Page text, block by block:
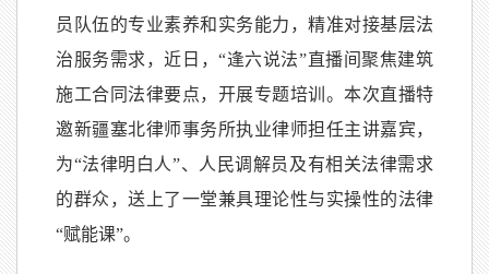
员队伍的专业素养和实务能力，精准对接基层法
治服务需求，近日，“逢六说法”直播间聚焦建筑
施工合同法律要点，开展专题培训。本次直播特
邀新疆塞北律师事务所执业律师担任主讲嘉宾，
为“法律明白人”、人民调解员及有相关法律需求
的群众，送上了一堂兼具理论性与实操性的法律
“赋能课”。